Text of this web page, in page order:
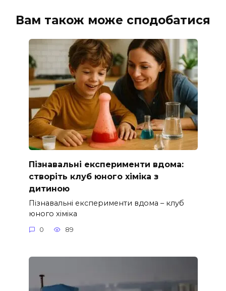
Вам також може сподобатися
Пізнавальні експерименти вдома:
створіть клуб юного хіміка з
дитиною
Пізнавальні експерименти вдома – клуб
юного хіміка
0 89